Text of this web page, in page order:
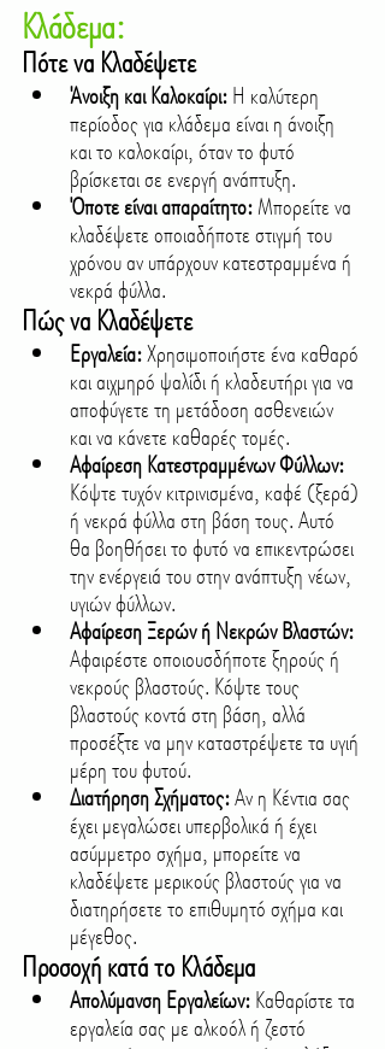
Κλάδεμα:
Πότε να Κλαδέψετε
Άνοιξη και Καλοκαίρι: Η καλύτερη
περίοδος για κλάδεμα είναι η άνοιξη
και το καλοκαίρι, όταν το φυτό
βρίσκεται σε ενεργή ανάπτυξη.
Όποτε είναι απαραίτητο: Μπορείτε να
κλαδέψετε οποιαδήποτε στιγμή του
χρόνου αν υπάρχουν κατεστραμμένα ή
νεκρά φύλλα.
Πώς να Κλαδέψετε
Εργαλεία: Χρησιμοποιήστε ένα καθαρό
και αιχμηρό ψαλίδι ή κλαδευτήρι για να
αποφύγετε τη μετάδοση ασθενειών
και να κάνετε καθαρές τομές.
Αφαίρεση Κατεστραμμένων Φύλλων:
Κόψτε τυχόν κιτρινισμένα, καφέ (ξερά)
ή νεκρά φύλλα στη βάση τους. Αυτό
θα βοηθήσει το φυτό να επικεντρώσει
την ενέργειά του στην ανάπτυξη νέων,
υγιών φύλλων.
Αφαίρεση Ξερών ή Νεκρών Βλαστών:
Αφαιρέστε οποιουσδήποτε ξηρούς ή
νεκρούς βλαστούς. Κόψτε τους
βλαστούς κοντά στη βάση, αλλά
προσέξτε να μην καταστρέψετε τα υγιή
μέρη του φυτού.
Διατήρηση Σχήματος: Αν η Κέντια σας
έχει μεγαλώσει υπερβολικά ή έχει
ασύμμετρο σχήμα, μπορείτε να
κλαδέψετε μερικούς βλαστούς για να
διατηρήσετε το επιθυμητό σχήμα και
μέγεθος.
Προσοχή κατά το Κλάδεμα
Απολύμανση Εργαλείων: Καθαρίστε τα
εργαλεία σας με αλκοόλ ή ζεστό